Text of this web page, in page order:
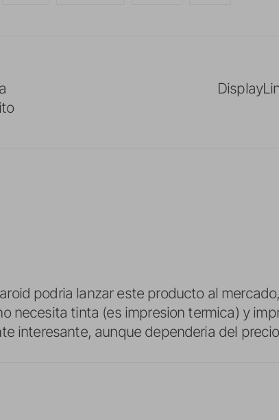
podria lanzar este producto al
necesita tinta (es impresion termica) y
interesante, aunque dependeria del